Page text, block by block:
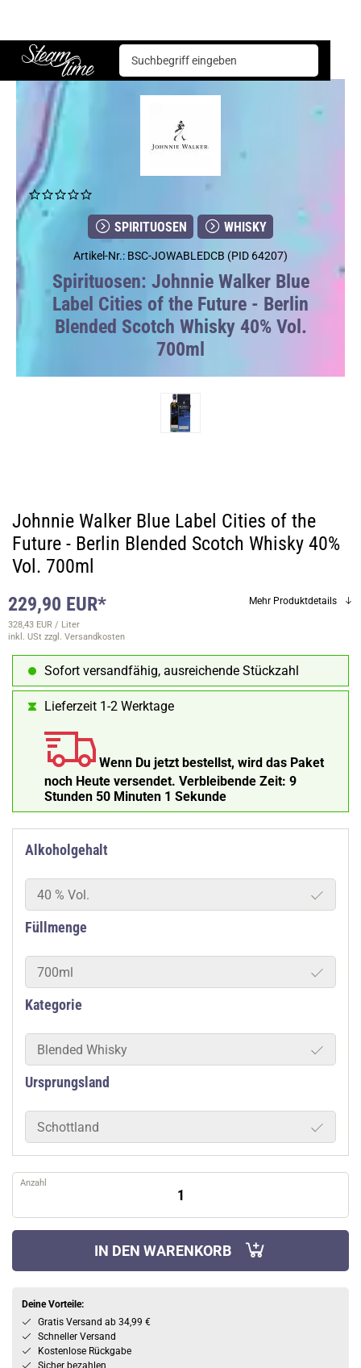
Steam time
Spirituosen Whisky Johnnie Walker Blue Label Cities of the Future - Berlin Blended Scotch Whisky 40% Vol. 700ml
SPIRITUOSEN WHISKY
Artikel-Nr.: BSC-JOWABLEDCB (PID 64207)
Spirituosen: Johnnie Walker Blue
Label Cities of the Future - Berlin
Blended Scotch Whisky 40% Vol.
700ml
Johnnie Walker Blue Label Cities of the
Future - Berlin Blended Scotch Whisky 40%
Vol. 700ml
229,90 EUR*
328,43 EUR / Liter
inkl. USt zzgl. Versandkosten
Mehr Produktdetails
Sofort versandfähig, ausreichende Stückzahl
Lieferzeit 1-2 Werktage
Wenn Du jetzt bestellst, wird das Paket
noch Heute versendet. Verbleibende Zeit: 9
Stunden 50 Minuten
Alkoholgehalt
40 % Vol.
Füllmenge
700ml
Kategorie
Blended Whisky
Ursprungsland
Schottland
Anzahl
IN DEN WARENKORB
Deine Vorteile:
Gratis Versand ab 34,99 €
Schneller Versand
Kostenlose Rückgabe
Sicher bezahlen